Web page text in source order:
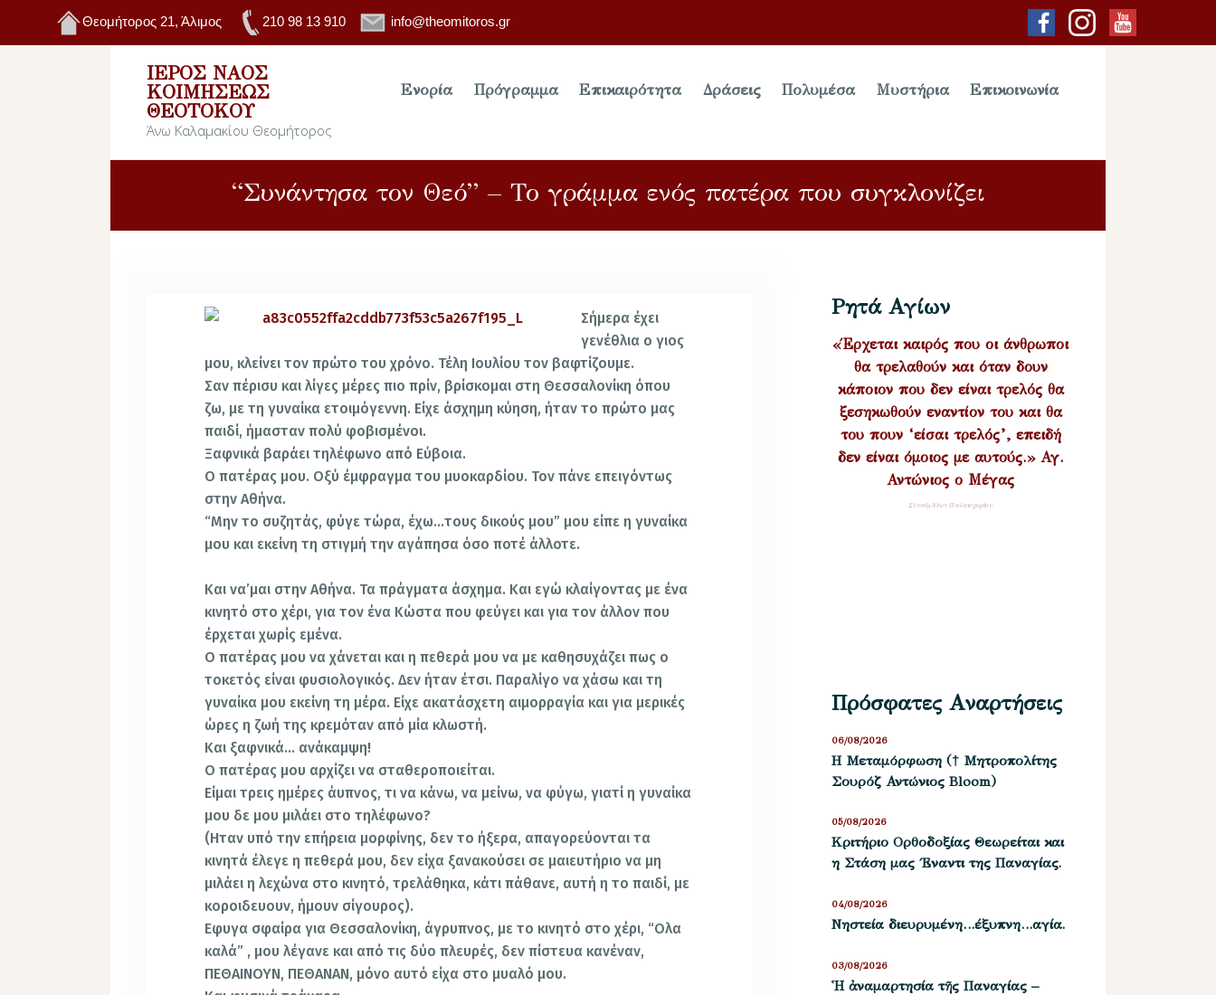
Θεομήτορος 21, Άλιμος 210 98 13 910 info@theomitoros.gr
ΙΕΡΌΣ ΝΑΌΣ
ΚΟΙΜΉΣΕΩΣ
ΘΕΟΤΌΚΟΥ
Άνω Καλαμακίου Θεομήτορος
Ενορία Πρόγραμμα Επικαιρότητα Δράσεις Πολυμέσα Μυστήρια Επικοινωνία
“Συνάντησα τον Θεό” – Το γράμμα ενός πατέρα που συγκλονίζει
Σήμερα έχει
γενέθλια ο γιος
μου, κλείνει τον πρώτο του χρόνο. Τέλη Ιουλίου τον βαφτίζουμε.
Σαν πέρισυ και λίγες μέρες πιο πρίν, βρίσκομαι στη Θεσσαλονίκη όπου
ζω, με τη γυναίκα ετοιμόγεννη. Είχε άσχημη κύηση, ήταν το πρώτο μας
παιδί, ήμασταν πολύ φοβισμένοι.
Ξαφνικά βαράει τηλέφωνο από Εύβοια.
Ο πατέρας μου. Οξύ έμφραγμα του μυοκαρδίου. Τον πάνε επειγόντως
στην Αθήνα.
“Μην το συζητάς, φύγε τώρα, έχω…τους δικούς μου” μου είπε η γυναίκα
μου και εκείνη τη στιγμή την αγάπησα όσο ποτέ άλλοτε.
Και να’μαι στην Αθήνα. Τα πράγματα άσχημα. Και εγώ κλαίγοντας με ένα
κινητό στο χέρι, για τον ένα Κώστα που φεύγει και για τον άλλον που
έρχεται χωρίς εμένα.
Ο πατέρας μου να χάνεται και η πεθερά μου να με καθησυχάζει πως ο
τοκετός είναι φυσιολογικός. Δεν ήταν έτσι. Παραλίγο να χάσω και τη
γυναίκα μου εκείνη τη μέρα. Είχε ακατάσχετη αιμορραγία και για μερικές
ώρες η ζωή της κρεμόταν από μία κλωστή.
Και ξαφνικά… ανάκαμψη!
Ο πατέρας μου αρχίζει να σταθεροποιείται.
Είμαι τρεις ημέρες άυπνος, τι να κάνω, να μείνω, να φύγω, γιατί η γυναίκα
μου δε μου μιλάει στο τηλέφωνο?
(Ηταν υπό την επήρεια μορφίνης, δεν το ήξερα, απαγορεύονται τα
κινητά έλεγε η πεθερά μου, δεν είχα ξανακούσει σε μαιευτήριο να μη
μιλάει η λεχώνα στο κινητό, τρελάθηκα, κάτι πάθανε, αυτή η το παιδί, με
κοροιδευουν, ήμουν σίγουρος).
Εφυγα σφαίρα για Θεσσαλονίκη, άγρυπνος, με το κινητό στο χέρι, “Ολα
καλά” , μου λέγανε και από τις δύο πλευρές, δεν πίστευα κανέναν,
ΠΕΘΑΙΝΟΥΝ, ΠΕΘΑΝΑΝ, μόνο αυτό είχα στο μυαλό μου.
Ρητά Αγίων
«Έρχεται καιρός που οι άνθρωποι
θα τρελαθούν και όταν δουν
κάποιον που δεν είναι τρελός θα
ξεσηκωθούν εναντίον του και θα
του πουν ‘είσαι τρελός’, επειδή
δεν είναι όμοιος με αυτούς.» Αγ.
Αντώνιος ο Μέγας
Σύναξη Νέων Παλαιοχωρίου
Πρόσφατες Αναρτήσεις
Η Μεταμόρφωση († Μητροπολίτης
Σουρόζ Αντώνιος Bloom)
06/08/2026
Kριτήριο Oρθοδοξίας Θεωρείται και
η Στάση μας ΄Εναντι της Παναγίας.
05/08/2026
Νηστεία διευρυμένη…έξυπνη…αγία.
04/08/2026
Ἡ ἀναμαρτησία τῆς Παναγίας –
03/08/2026